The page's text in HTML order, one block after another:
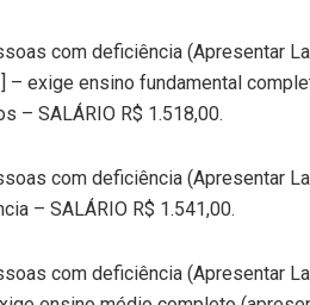
com deficiência (Apresentar
– exige ensino fundamental
– SALÁRIO R$ 1.518,00.
com deficiência (Apresentar
– SALÁRIO R$ 1.541,00.
com deficiência (Apresentar